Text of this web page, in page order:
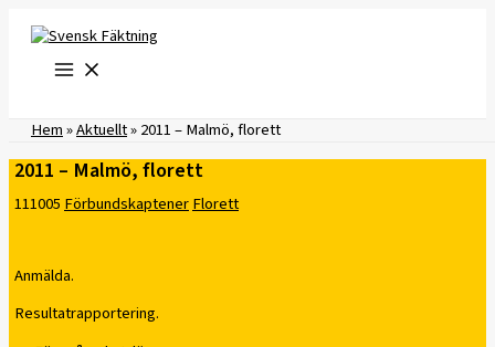
innehåll
Hem»Aktuellt»2011 – Malmö, florett
2011 – Malmö, florett
111005FörbundskaptenerFlorett
Anmälda.
Resultatrapportering.